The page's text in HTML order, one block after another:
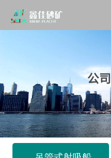
公司